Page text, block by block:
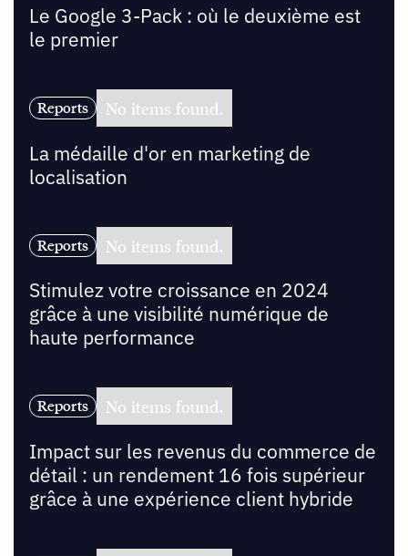
Le Google 3-Pack : où le deuxième est
le premier
Reports No items found.
La médaille d'or en marketing de
localisation
Reports No items found.
Stimulez votre croissance en 2024
grâce à une visibilité numérique de
haute performance
Reports No items found.
Impact sur les revenus du commerce de
détail : un rendement 16 fois supérieur
grâce à une expérience client hybride